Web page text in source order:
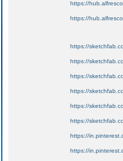
https://
https://
https://
https://
https://
https://
https://
https://
https://
https://